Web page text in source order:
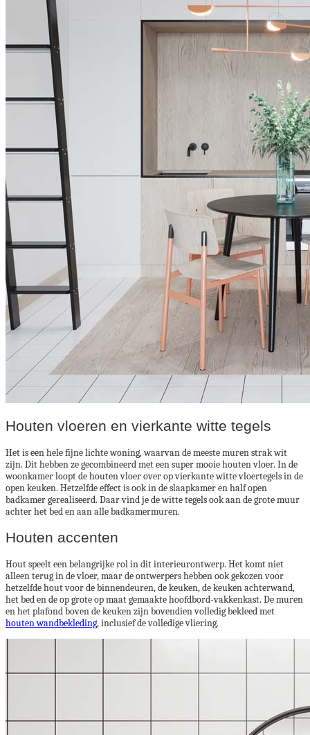
Houten vloeren en vierkante witte tegels
Het is een hele fijne lichte woning, waarvan de meeste muren strak wit
zijn. Dit hebben ze gecombineerd met een super mooie houten vloer. In de
woonkamer loopt de houten vloer over op vierkante witte vloertegels in de
open keuken. Hetzelfde effect is ook in de slaapkamer en half open
badkamer gerealiseerd. Daar vind je de witte tegels ook aan de grote muur
achter het bed en aan alle badkamermuren.
Houten accenten
Hout speelt een belangrijke rol in dit interieurontwerp. Het komt niet
alleen terug in de vloer, maar de ontwerpers hebben ook gekozen voor
hetzelfde hout voor de binnendeuren, de keuken, de keuken achterwand,
het bed en de op grote op maat gemaakte hoofdbord-vakkenkast. De muren
en het plafond boven de keuken zijn bovendien volledig bekleed met
houten wandbekleding, inclusief de volledige vliering.